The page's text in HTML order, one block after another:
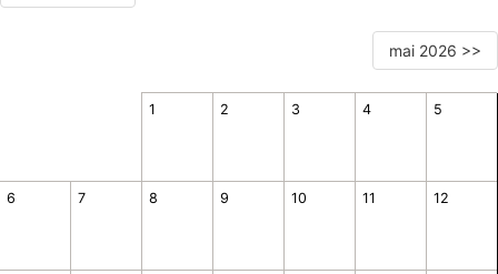
mai 2026 >>
1 2 3 4 5
6 7 8 9 10 11 12